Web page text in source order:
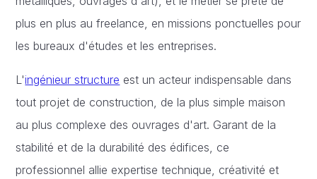
plus en plus au freelance, en missions ponctuelles pour
les bureaux d'études et les entreprises.
L'ingénieur structure est un acteur indispensable dans
tout projet de construction, de la plus simple maison
au plus complexe des ouvrages d'art. Garant de la
stabilité et de la durabilité des édifices, ce
professionnel allie expertise technique, créativité et